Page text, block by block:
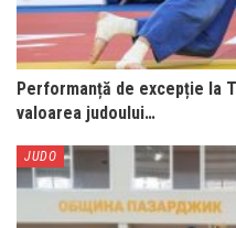
Performanță de excepție la
valoarea judoului…
JUDO